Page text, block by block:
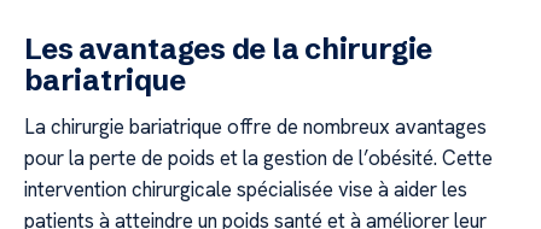
Les avantages de la chirurgie
bariatrique
La chirurgie bariatrique offre de nombreux avantages
pour la perte de poids et la gestion de l’obésité. Cette
intervention chirurgicale spécialisée vise à aider les
patients à atteindre un poids santé et à améliorer leur